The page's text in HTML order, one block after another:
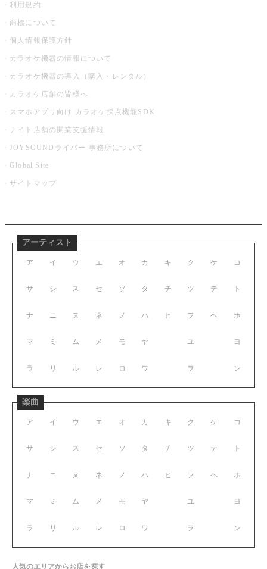
利用規約
商標について
個人情報保護方針
カラオケ機器の情報について
カラオケ機器の導入（購入・レンタル）
カラオケ店舗の皆様へ
スマホアプリ向け カラオケ採点機能SDK
ナイト店舗の開業支援情報
JOYSOUNDライバー 事務所について
Global Site
サイトマップ
アーティスト
ア イ ウ エ オ
サ シ ス セ ソ
ナ ニ ヌ ネ ノ
マ ミ ム メ モ
ラ リ ル レ ロ
カ キ ク ケ コ
タ チ ツ テ ト
ハ ヒ フ ヘ ホ
ヤ ユ ヨ
ワ ヲ ン
楽曲
ア イ ウ エ オ
サ シ ス セ ソ
ナ ニ ヌ ネ ノ
マ ミ ム メ モ
ラ リ ル レ ロ
カ キ ク ケ コ
タ チ ツ テ ト
ハ ヒ フ ヘ ホ
ヤ ユ ヨ
ワ ヲ ン
人気のエリアからお店を探す